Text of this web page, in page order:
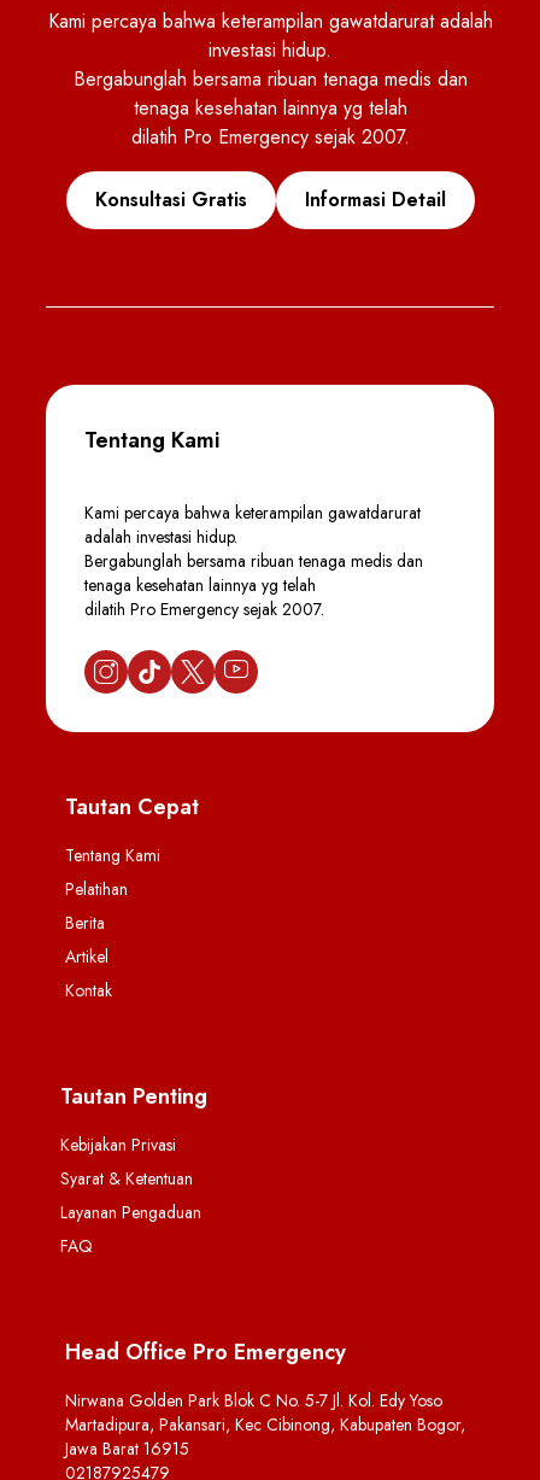
Kami percaya bahwa keterampilan gawatdarurat adalah
investasi hidup.
Bergabunglah bersama ribuan tenaga medis dan
tenaga kesehatan lainnya yg telah
dilatih Pro Emergency sejak 2007.
Konsultasi Gratis Informasi Detail
Tentang Kami
Kami percaya bahwa keterampilan gawatdarurat
adalah investasi hidup.
Bergabunglah bersama ribuan tenaga medis dan
tenaga kesehatan lainnya yg telah
dilatih Pro Emergency sejak 2007.
Tautan Cepat
Tentang Kami
Pelatihan
Berita
Artikel
Kontak
Tautan Penting
Kebijakan Privasi
Syarat & Ketentuan
Layanan Pengaduan
FAQ
Head Office Pro Emergency
Nirwana Golden Park Blok C No. 5-7 Jl. Kol. Edy Yoso
Martadipura, Pakansari, Kec Cibinong, Kabupaten Bogor,
Jawa Barat 16915
02187925479